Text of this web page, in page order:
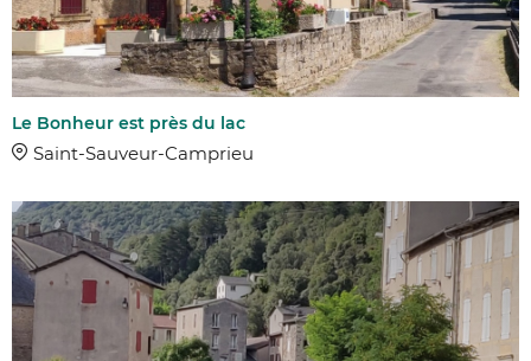
Le Bonheur est près du lac
Saint-Sauveur-Camprieu